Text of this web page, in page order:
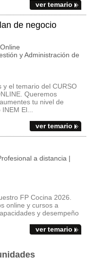
ver temario
de negocio
y Administración de
y el temario del CURSO
Queremos
tu nivel de
El...
ver temario
a distancia |
FP Cocina 2026.
online y cursos a
y desempeño
ver temario